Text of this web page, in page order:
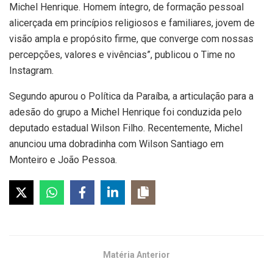
Michel Henrique. Homem íntegro, de formação pessoal
alicerçada em princípios religiosos e familiares, jovem de
visão ampla e propósito firme, que converge com nossas
percepções, valores e vivências”, publicou o Time no
Instagram.
Segundo apurou o Política da Paraíba, a articulação para a
adesão do grupo a Michel Henrique foi conduzida pelo
deputado estadual Wilson Filho. Recentemente, Michel
anunciou uma dobradinha com Wilson Santiago em
Monteiro e João Pessoa.
Matéria Anterior